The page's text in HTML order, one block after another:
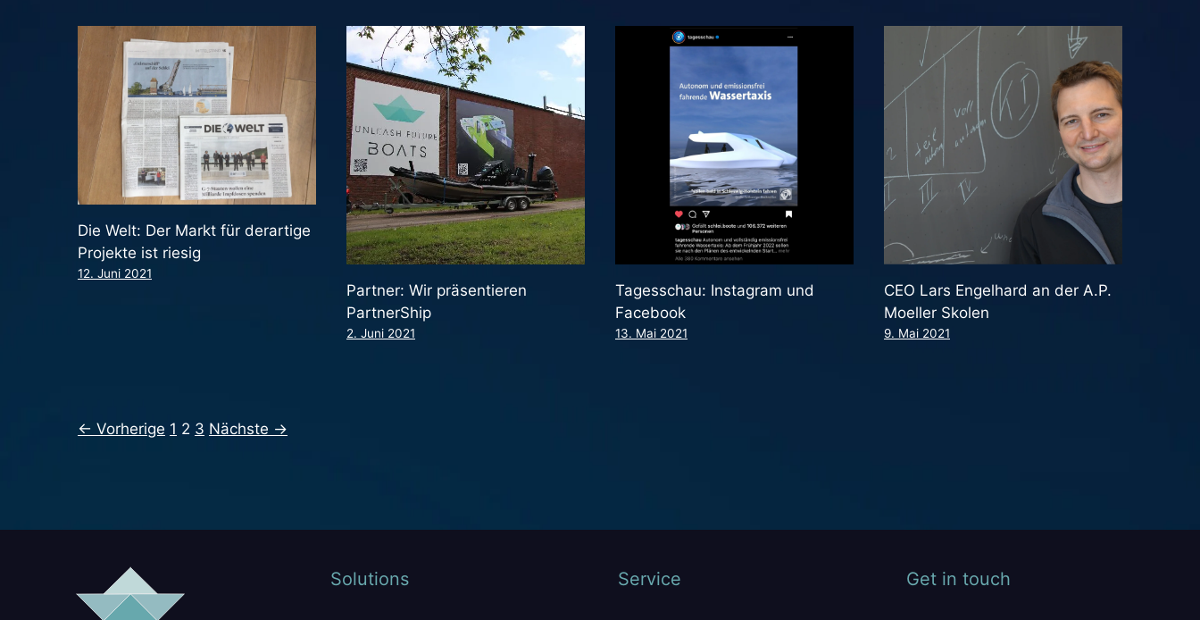
Die Welt: Der Markt für derartige
Projekte ist riesig
12. Juni 2021
Partner: Wir präsentieren
PartnerShip
2. Juni 2021
Tagesschau: Instagram und
Facebook
13. Mai 2021
CEO Lars Engelhard an der A.P.
Moeller Skolen
9. Mai 2021
← Vorherige 1 2 3 Nächste →
Solutions Service Get in touch